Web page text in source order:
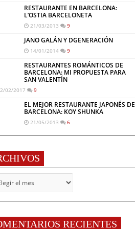
RESTAURANTE EN BARCELONA:
L’OSTIA BARCELONETA
21/03/2013 9
JANO GALÁN Y DGENERACIÓN
14/01/2014 9
RESTAURANTES ROMÁNTICOS DE
BARCELONA: MI PROPUESTA PARA
SAN VALENTÍN
02/2017 9
EL MEJOR RESTAURANTE JAPONÉS DE
BARCELONA: KOY SHUNKA
21/05/2013 6
RECIENTES